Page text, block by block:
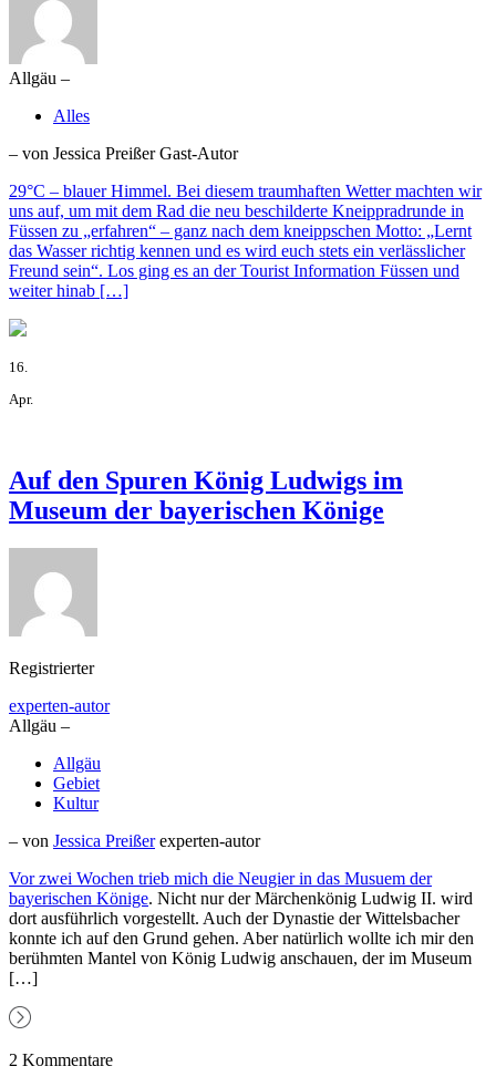
Allgäu –
Alles
– von Jessica Preißer Gast-Autor
29°C – blauer Himmel. Bei diesem traumhaften Wetter machten wir
uns auf, um mit dem Rad die neu beschilderte Kneippradrunde in
Füssen zu „erfahren“ – ganz nach dem kneippschen Motto: „Lernt
das Wasser richtig kennen und es wird euch stets ein verlässlicher
Freund sein“. Los ging es an der Tourist Information Füssen und
weiter hinab […]
16.
Apr.
Auf den Spuren König Ludwigs im
Museum der bayerischen Könige
Registrierter
experten-autor
Allgäu –
Allgäu
Gebiet
Kultur
– von Jessica Preißer experten-autor
Vor zwei Wochen trieb mich die Neugier in das Musuem der
bayerischen Könige. Nicht nur der Märchenkönig Ludwig II. wird
dort ausführlich vorgestellt. Auch der Dynastie der Wittelsbacher
konnte ich auf den Grund gehen. Aber natürlich wollte ich mir den
berühmten Mantel von König Ludwig anschauen, der im Museum
[…]
2 Kommentare